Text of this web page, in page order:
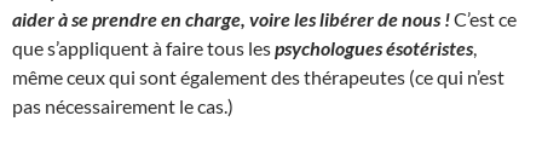
aider à se prendre en charge, voire les libérer de nous !C’est ce
que s’appliquent à faire tous lespsychologues ésotéristes
même ceux qui sont également des thérapeutes (ce qui n’est
pas nécessairement le cas.)